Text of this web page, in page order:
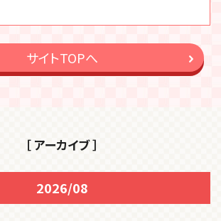
サイトTOPへ
［ アーカイブ ］
2026/08